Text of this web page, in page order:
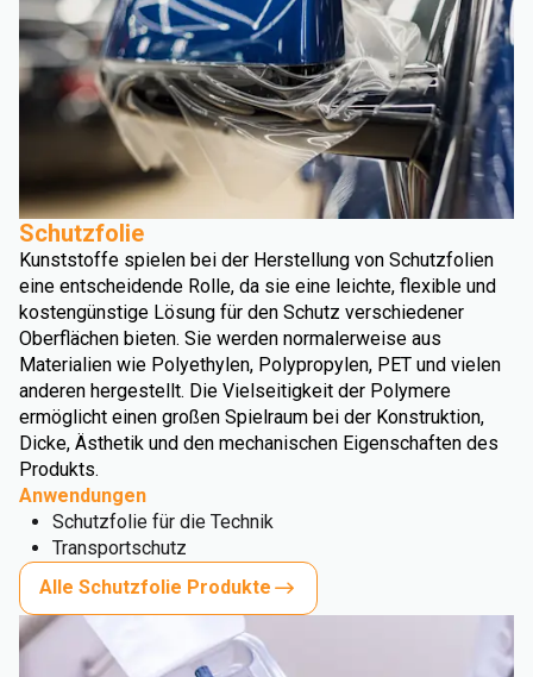
Schutzfolie
Kunststoffe spielen bei der Herstellung von Schutzfolien
eine entscheidende Rolle, da sie eine leichte, flexible und
kostengünstige Lösung für den Schutz verschiedener
Oberflächen bieten. Sie werden normalerweise aus
Materialien wie Polyethylen, Polypropylen, PET und vielen
anderen hergestellt. Die Vielseitigkeit der Polymere
ermöglicht einen großen Spielraum bei der Konstruktion,
Dicke, Ästhetik und den mechanischen Eigenschaften des
Produkts.
Anwendungen
Schutzfolie für die Technik
Transportschutz
Alle Schutzfolie Produkte